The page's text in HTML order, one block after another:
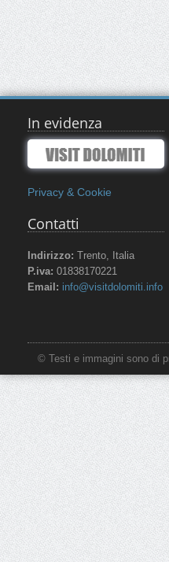
In evidenza
Privacy & Cookie
Contatti
Indirizzo: Trento, Italia
P.iva: 01838170221
Email: info@visitdolomiti.info
© Testi e immagini sono di